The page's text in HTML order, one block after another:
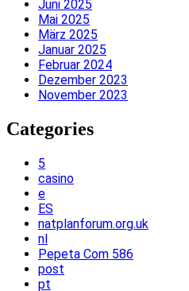
Juni 2025
Mai 2025
März 2025
Januar 2025
Februar 2024
Dezember 2023
November 2023
Categories
5
casino
e
ES
natplanforum.org.uk
nl
Pepeta Com 586
post
pt